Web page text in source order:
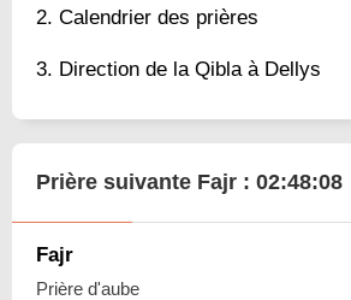
Calendrier des prières
Direction de la Qibla à Dellys
Prière suivante Fajr : 02:48:07
Fajr
Prière d'aube